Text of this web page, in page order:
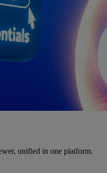
unified in one platform.